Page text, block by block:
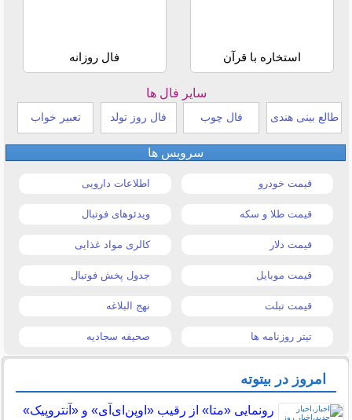
استخاره با قرآن فال روزانه
سایر فال ها
طالع بینی هندی فال چوب فال روز تولد تعبیر خواب
سرویس ها
قیمت خودرو اطلاعات دارویی
قیمت طلا و سکه ویدئوهای فوتبال
قیمت دلار کالری مواد غذایی
قیمت موبایل جدول پخش فوتبال
قیمت تبلت نهج البلاغه
تیتر روزنامه ها صحیفه سجادیه
امروز در بیتوته
رونمایی «متا» از رقیب «اوپن‌ای‌آی» و «آنتروپیک»